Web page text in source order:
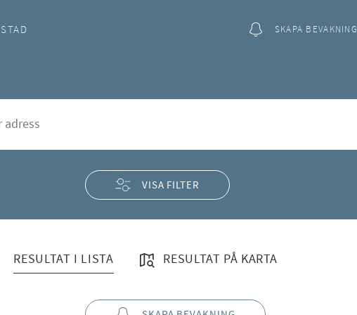
SKAPA BEVAKNING
VISA FILTER
RESULTAT I LISTA RESULTAT PÅ KARTA